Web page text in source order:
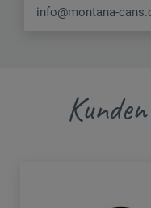
info@montana-